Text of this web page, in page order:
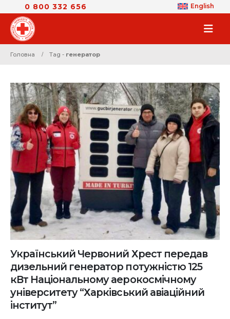
0 800 332 656 English
Головна Tag - генератор
Український Червоний Хрест передав
дизельний генератор потужністю 125
кВт Національному аерокосмічному
університету “Харківський авіаційний
інститут”